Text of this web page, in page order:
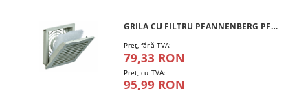
GRILA CU FILTRU PFANNENBERG PFA 10.000
Preţ, fără TVA:
79,33 RON
Pret, cu TVA:
95,99 RON